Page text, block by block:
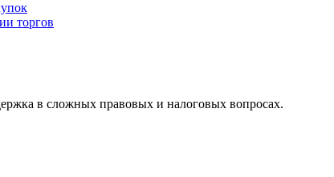
торгов
в сложных правовых и налоговых вопросах.